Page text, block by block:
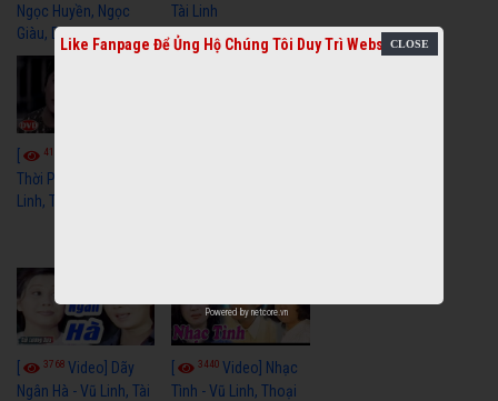
Ngọc Huyền, Ngọc
Giàu, Diệp Lang
Tài Linh
4110
Thời Phóng Đãng - Vũ
Linh, Tài Linh, Chí Linh
3768 Video] Dãy
Ngân Hà - Vũ Linh, Tài
3440Video] Nhạc
Tình - Vũ Linh, Thoại
Like Fanpage Để Ủng Hộ Chúng Tôi Duy Trì Website
Powered by netcore.vn